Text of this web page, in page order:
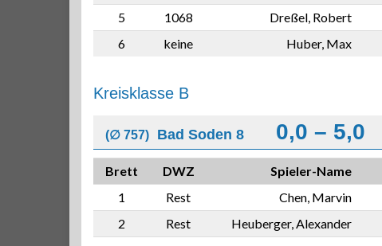
5
1068 Dreßel, Robert
6
keine Huber, Max
Kreisklasse B
(∅ 757) Bad Soden 8 0,0 – 5,0
Brett DWZ Spieler-Name
1
Rest Chen, Marvin
2
Rest Heuberger, Alexander